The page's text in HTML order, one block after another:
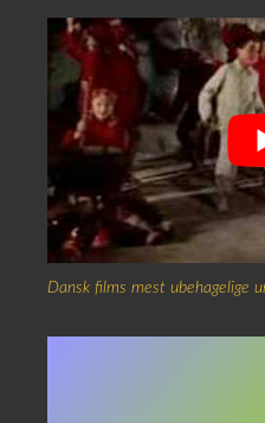
Dansk films mest ubehagelige